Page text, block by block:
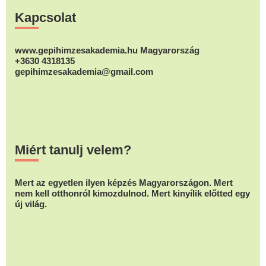
Kapcsolat
www.gepihimzesakademia.hu Magyarország
+3630 4318135
gepihimzesakademia@gmail.com
Miért tanulj velem?
Mert az egyetlen ilyen képzés Magyarországon. Mert
nem kell otthonról kimozdulnod. Mert kinyílik előtted egy
új világ.